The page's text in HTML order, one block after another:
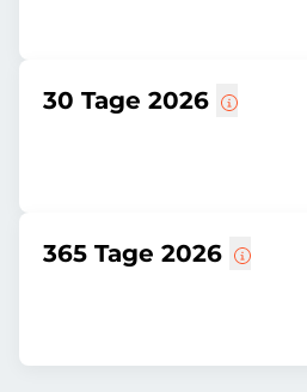
30 Tage 2026
365 Tage 2026